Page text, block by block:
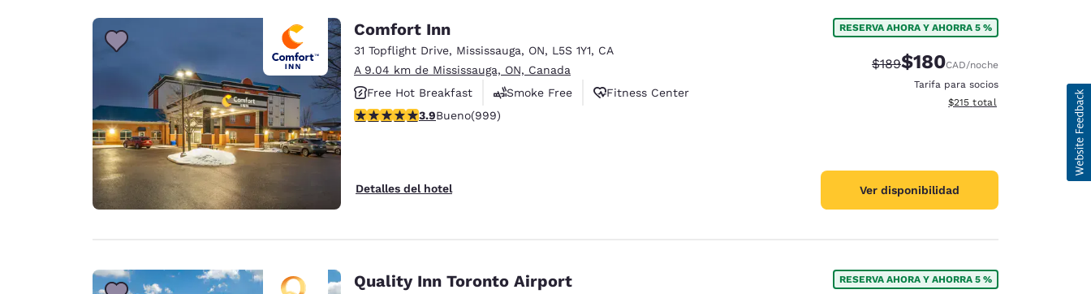
Comfort Inn
31 Topflight Drive, Mississauga, ON, L5S 1Y1, CA
A 9.04 km de Mississauga, ON, Canada
Free Hot Breakfast
Smoke Free
Fitness Center
calificación de 3.87 estrellas. Bueno. 999 reseñas
3.9Bueno(999)
Detalles del hotel
RESERVA AHORA Y AHORRA 5 %
Precio tachado:
$189Precio con descuento:
$180CAD/noche
Tarifa para socios
Ver detalles del total
$215 total
Ver disponibilidad
Quality Inn Toronto Airport RESERVA AHORA Y AHORRA 5 %